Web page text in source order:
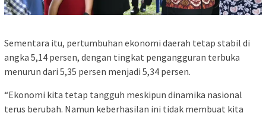
Sementara itu, pertumbuhan ekonomi daerah tetap stabil di
angka 5,14 persen, dengan tingkat pengangguran terbuka
menurun dari 5,35 persen menjadi 5,34 persen.
“Ekonomi kita tetap tangguh meskipun dinamika nasional
terus berubah. Namun keberhasilan ini tidak membuat kita